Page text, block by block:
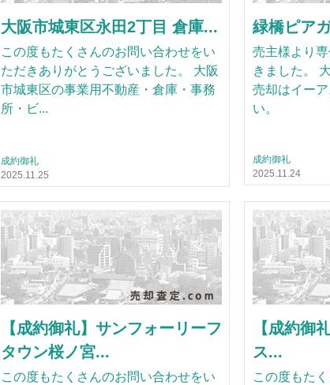
大阪市城東区永田2丁目 倉庫...
この度もたくさんのお問い合わせをい
ただきありがとうございました。 大阪
市城東区の事業用不動産・倉庫・事務
所・ビ...
成約御礼
2025.11.25
緑橋ピア
売主様より
きました。
売却はイー
い。
成約御礼
2025.11.24
【成約御礼】サンフォーリーフ
タウン桜ノ宮...
この度もたくさんのお問い合わせをい
【成約御
ス...
この度もた